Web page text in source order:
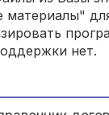
материалы"
нет.